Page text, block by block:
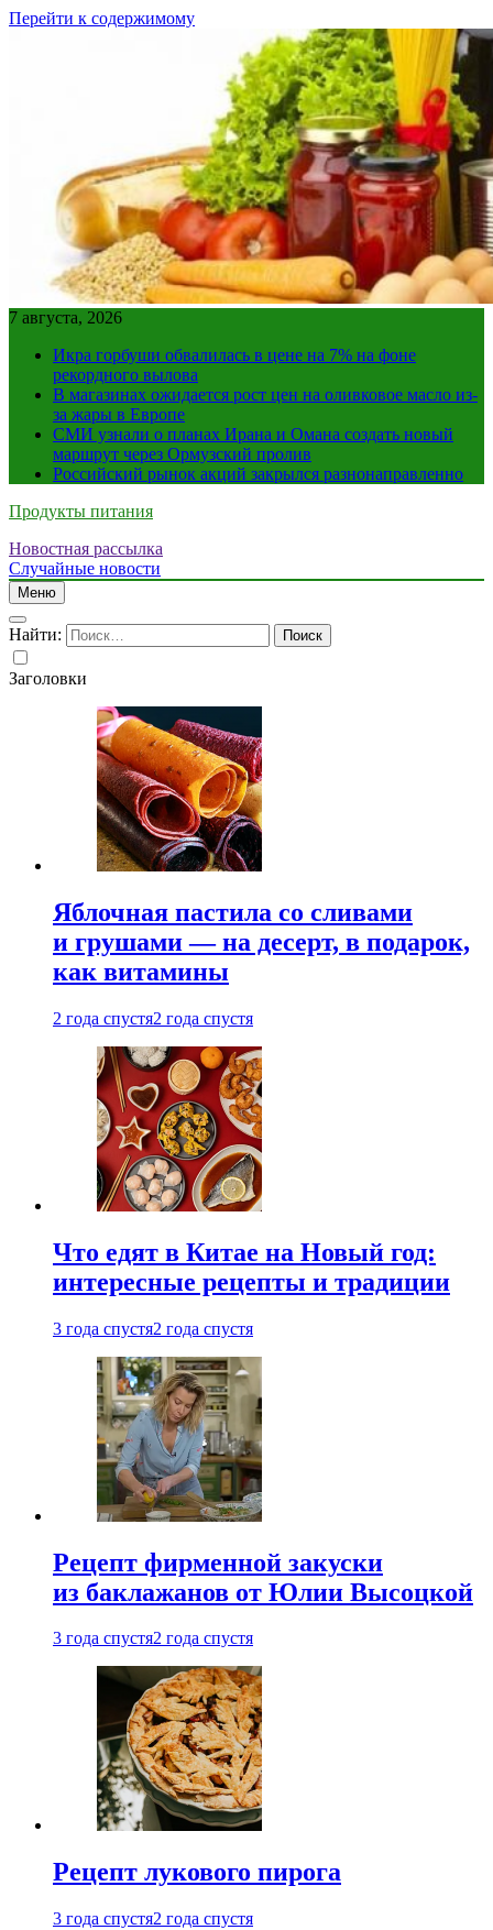
Перейти к содержимому
7 августа, 2026
Икра горбуши обвалилась в цене на 7% на фоне
рекордного вылова
В магазинах ожидается рост цен на оливковое масло из-
за жары в Европе
СМИ узнали о планах Ирана и Омана создать новый
маршрут через Ормузский пролив
Российский рынок акций закрылся разнонаправленно
Продукты питания
Новостная рассылка
Случайные новости
Меню
Найти:
Заголовки
Яблочная пастила со сливами
и грушами — на десерт, в подарок,
как витамины
2 года спустя2 года спустя
Что едят в Китае на Новый год:
интересные рецепты и традиции
3 года спустя2 года спустя
Рецепт фирменной закуски
из баклажанов от Юлии Высоцкой
3 года спустя2 года спустя
Рецепт лукового пирога
3 года спустя2 года спустя